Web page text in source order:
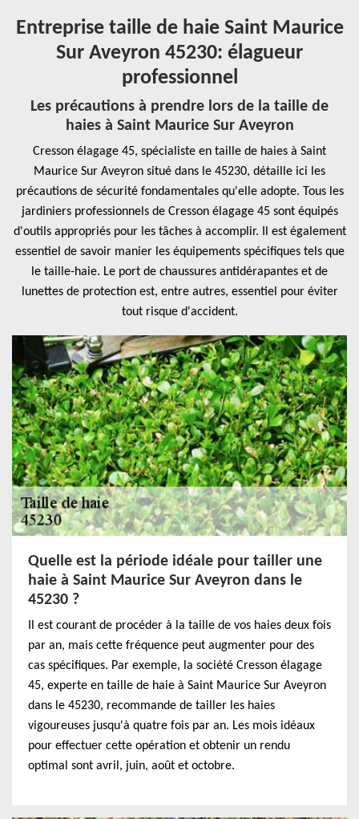
Entreprise taille de haie Saint Maurice
Sur Aveyron 45230: élagueur
professionnel
Les précautions à prendre lors de la taille de
haies à Saint Maurice Sur Aveyron
Cresson élagage 45, spécialiste en taille de haies à Saint
Maurice Sur Aveyron situé dans le 45230, détaille ici les
précautions de sécurité fondamentales qu'elle adopte. Tous les
jardiniers professionnels de Cresson élagage 45 sont équipés
d'outils appropriés pour les tâches à accomplir. Il est également
essentiel de savoir manier les équipements spécifiques tels que
le taille-haie. Le port de chaussures antidérapantes et de
lunettes de protection est, entre autres, essentiel pour éviter
tout risque d'accident.
Quelle est la période idéale pour tailler une
haie à Saint Maurice Sur Aveyron dans le
45230 ?
Il est courant de procéder à la taille de vos haies deux fois
par an, mais cette fréquence peut augmenter pour des
cas spécifiques. Par exemple, la société Cresson élagage
45, experte en taille de haie à Saint Maurice Sur Aveyron
dans le 45230, recommande de tailler les haies
vigoureuses jusqu'à quatre fois par an. Les mois idéaux
pour effectuer cette opération et obtenir un rendu
optimal sont avril, juin, août et octobre.